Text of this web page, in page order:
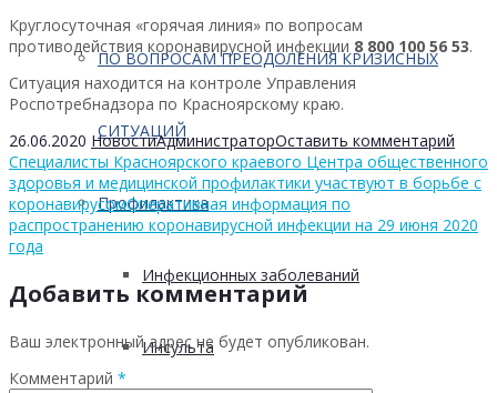
ПО ВОПРОСАМ ПРЕОДОЛЕНИЯ КРИЗИСНЫХ
СИТУАЦИЙ
Профилактика
Инфекционных заболеваний
Инсульта
Круглосуточная «горячая линия» по вопросам
противодействия коронавирусной инфекции 8 800 100 56 53.
Ситуация находится на контроле Управления
Роспотребнадзора по Красноярскому краю.
26.06.2020 НовостиАдминистраторОставить комментарий
Специалисты Красноярского краевого Центра общественного
здоровья и медицинской профилактики участвуют в борьбе с
коронавирусомОперативная информация по
распространению коронавирусной инфекции на 29 июня 2020
года
Добавить комментарий
Ваш электронный адрес не будет опубликован.
Комментарий *